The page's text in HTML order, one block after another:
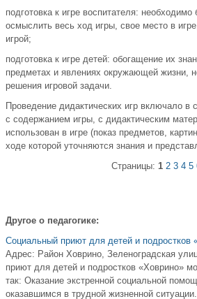
подготовка к игре воспитателя: необходимо
осмыслить весь ход игры, свое место в
игрой;
подготовка к игре детей: обогащение их
предметах и явлениях окружающей жизни,
решения игровой задачи.
Проведение дидактических игр включало в
с содержанием игры, с дидактическим
использован в игре (показ предметов,
ходе которой уточняются знания и
Страницы: 1 2 3 4 5
Другое о педагогике:
Социальный приют для детей и подростков
Адрес: Район Ховрино, Зеленоградская
приют для детей и подростков «Ховрино»
так: Оказание экстренной социальной
оказавшимся в трудной жизненной